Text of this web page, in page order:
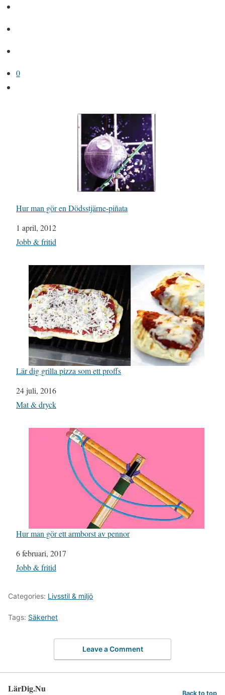
0
Hur man gör en Dödsstjärne-piñata
Datum
1 april, 2012
I relation till
Jobb & fritid
Lär dig grilla pizza som ett proffs
Datum
24 juli, 2016
I relation till
Mat & dryck
Hur man gör ett armborst av pennor
Datum
6 februari, 2017
I relation till
Jobb & fritid
Categories: Livsstil & miljö
Tags: Säkerhet
Leave a Comment
LärDig.Nu Back to top